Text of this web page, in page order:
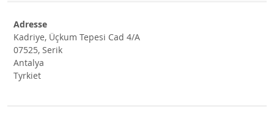
Adresse
Kadriye, Üçkum Tepesi Cad 4/A
07525, Serik
Antalya
Tyrkiet